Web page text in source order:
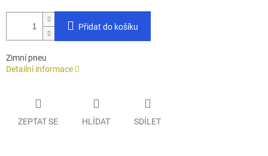
Přidat do košíku
Zimní pneu
Detailní informace
ZEPTAT SE HLÍDAT SDÍLET